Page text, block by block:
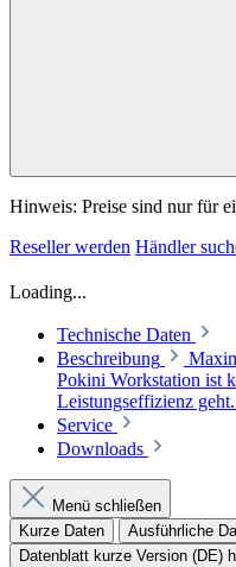
Hinweis: Preise sind nur für
Reseller werden Händler
Loading...
Technische Daten
Beschreibung
Pokini Workstation ist
Leistungseffizienz
Service
Downloads
Menü schließen
Kurze Daten
Ausführliche
Datenblatt kurze Version (DE)